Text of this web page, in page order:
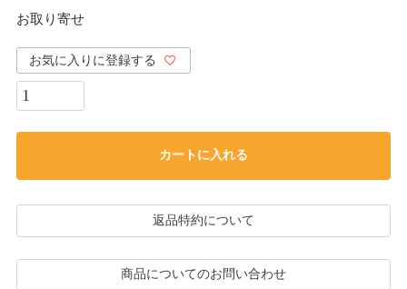
お取り寄せ
お気に入りに登録する
カートに入れる
返品特約について
商品についてのお問い合わせ